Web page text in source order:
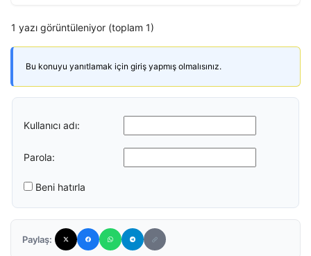
1 yazı görüntüleniyor (toplam 1)
Bu konuyu yanıtlamak için giriş yapmış olmalısınız.
Kullanıcı adı:
Parola:
Beni hatırla
Paylaş: